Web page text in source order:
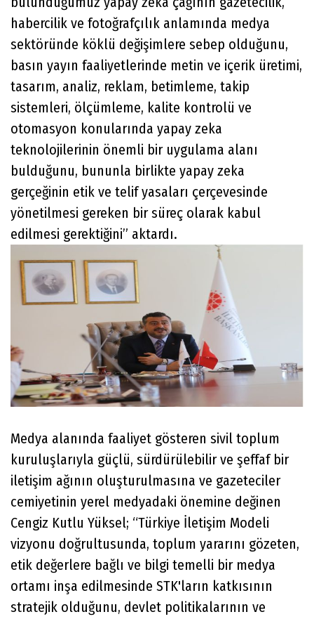
habercilik ve fotoğrafçılık anlamında medya
sektöründe köklü değişimlere sebep olduğunu,
basın yayın faaliyetlerinde metin ve içerik üretimi,
tasarım, analiz, reklam, betimleme, takip
sistemleri, ölçümleme, kalite kontrolü ve
otomasyon konularında yapay zeka
teknolojilerinin önemli bir uygulama alanı
bulduğunu, bununla birlikte yapay zeka
gerçeğinin etik ve telif yasaları çerçevesinde
yönetilmesi gereken bir süreç olarak kabul
edilmesi gerektiğini” aktardı.
Medya alanında faaliyet gösteren sivil toplum
kuruluşlarıyla güçlü, sürdürülebilir ve şeffaf bir
iletişim ağının oluşturulmasına ve gazeteciler
cemiyetinin yerel medyadaki önemine değinen
Cengiz Kutlu Yüksel; “Türkiye İletişim Modeli
vizyonu doğrultusunda, toplum yararını gözeten,
etik değerlere bağlı ve bilgi temelli bir medya
ortamı inşa edilmesinde STK'ların katkısının
stratejik olduğunu, devlet politikalarının ve